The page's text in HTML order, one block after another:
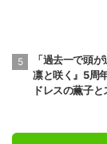
「過去一で頭
凛と咲く』5周
ドレスの薫子